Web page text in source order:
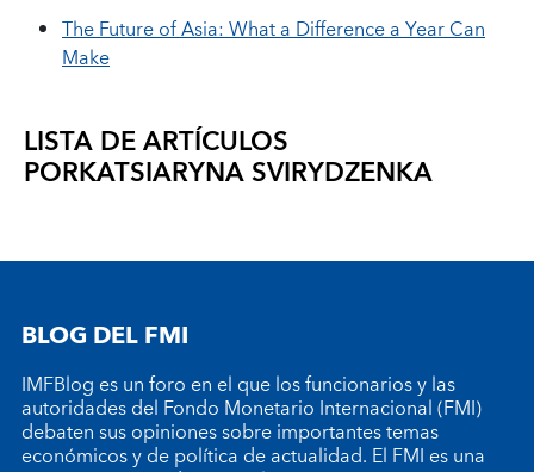
The Future of Asia: What a Difference a Year Can
Make
LISTA DE ARTÍCULOS
PORKATSIARYNA SVIRYDZENKA
BLOG DEL FMI
IMFBlog es un foro en el que los funcionarios y las
autoridades del Fondo Monetario Internacional (FMI)
debaten sus opiniones sobre importantes temas
económicos y de política de actualidad. El FMI es una